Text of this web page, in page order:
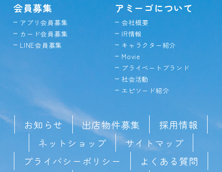
会員募集
アプリ会員募集
カード会員募集
LINE会員募集
アミーゴについて
会社概要
IR情報
キャラクター紹介
Movie
プライベートブランド
社会活動
エピソード紹介
お知らせ 出店物件募集
採用情報
ネットショップ
サイトマップ
プライバシーポリシー
よくある質問